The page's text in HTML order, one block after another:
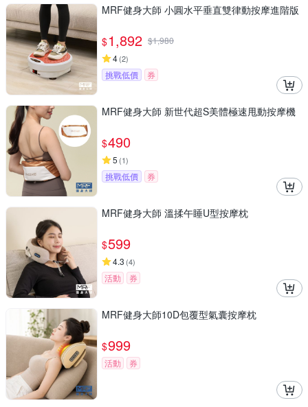
MRF健身大師 ⼩圓⽔平垂直雙律動按摩進階版
$1,892 $1,980
4(2)
挑戰低價 券
MRF健身大師 新世代超S美體極速甩動按摩機
$490
5 (1)
挑戰低價 券
MRF健身大師 溫揉午睡U型按摩枕
$599
4.3 (4)
活動 券
MRF健身大師10D包覆型氣囊按摩枕
$999
活動 券